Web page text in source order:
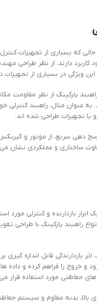
که بسیاری از تجهیزات
دارند. از نظر طراحی
ویژگی در بسیاری از تجهیزات
پارکینگ از نظر مقاومت
عنوان مثال، راهبند کنترلی
تجهیزات طراحی شده اند.
پاسخ دهی سریع، از موتور و
ساختاری و عملکردی نشان
بازدارنده و کنترلی مورد
راهبند پارکینگ با طراحی
قابل اندازه گیری بر
خروج را فراهم کرده و داده
حفاظتی مورد استفاده قرار
بالا، بدنه مقاوم و سیستم